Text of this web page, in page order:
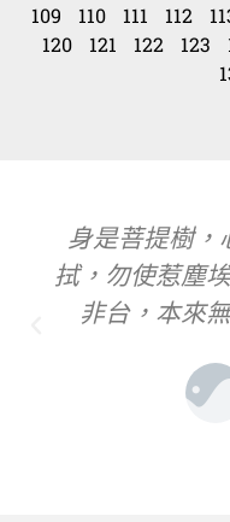
109
110 111 112
120
121 122 123
身是菩提樹，
拭，勿使惹塵
非台，本來